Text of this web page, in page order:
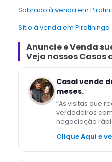
Sobrado à venda em
Sítio à venda em Piratininga
Anuncie e Venda
Veja nossos Casos
Casal vende
meses.
“As visitas que
verdadeiros
negociação
Clique Aqui e